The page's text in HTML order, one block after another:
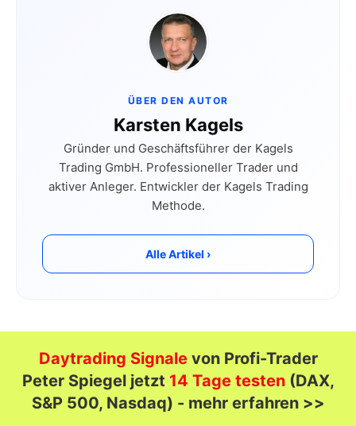
ÜBER DEN AUTOR
Karsten Kagels
Gründer und Geschäftsführer der Kagels
Trading GmbH. Professioneller Trader und
aktiver Anleger. Entwickler der Kagels Trading
Methode.
Alle Artikel ›
Daytrading Signalevon Profi-Trader
Peter Spiegel jetzt 14 Tage testen(DAX,
S&P 500, Nasdaq) - mehr erfahren >>